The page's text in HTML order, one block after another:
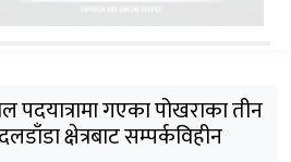
पदयात्रामा गएका पोखराका तीन
क्षेत्रबाट सम्पर्कविहीन